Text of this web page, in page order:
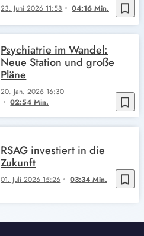
bookmark_border
23. Juni 2026 11:58 04:16 Min.
bookmark_border
20. Jan. 2026 16:30
02:54 Min.
Psychiatrie im Wandel:
Neue Station und große
Pläne
bookmark_border
01. Juli 2026 15:26 03:34 Min.
RSAG investiert in die
Zukunft